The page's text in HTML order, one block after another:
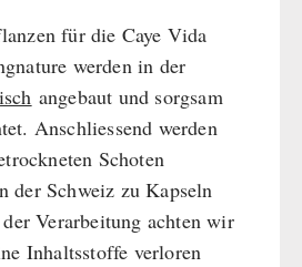
für die Caye Vida
werden in der
angebaut und sorgsam
Anschliessend werden
Schoten
der Schweiz zu Kapseln
Verarbeitung achten wir
Inhaltsstoffe verloren